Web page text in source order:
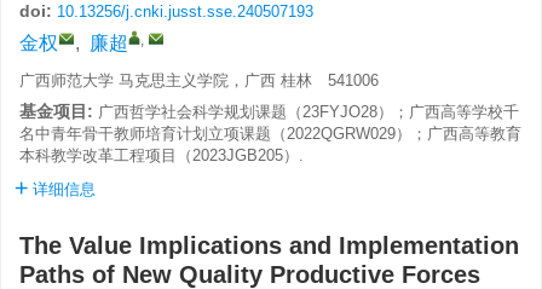
doi: 10.13256/j.cnki.jusst.sse.240507193
金权 , 廉超 ,
广西师范大学 马克思主义学院，广西 桂林 541006
基金项目: 广西哲学社会科学规划课题（23FYJO28）；广西高等学校千
名中青年骨干教师培育计划立项课题（2022QGRW029）；广西高等教育
本科教学改革工程项目（2023JGB205）.
详细信息
The Value Implications and Implementation
Paths of New Quality Productive Forces